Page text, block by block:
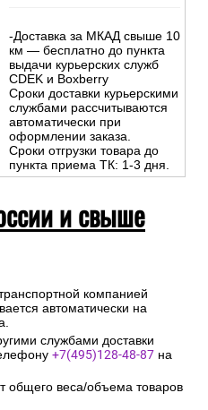
-Доставка за МКАД свыше 10
км — бесплатно до пункта
выдачи курьерских служб
CDEK и Boxberry
Сроки доставки курьерскими
службами рассчитываются
автоматически при
оформлении заказа.
Сроки отгрузки товара до
пункта приема ТК: 1-3 дня.
и свыше
компанией
автоматически на
службами доставки
+7(495)128-48-87 на
общего веса/объема товаров